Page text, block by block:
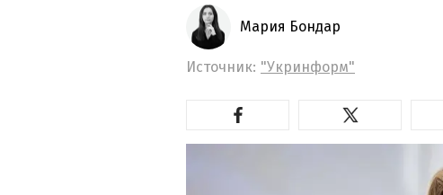
Мария Бондар
Источник: "Укринформ"